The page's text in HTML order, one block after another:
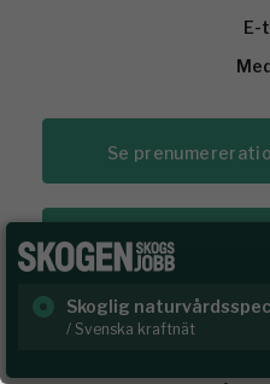
E-
Se
Köp
Redan
Prenumererar du redan på
Skoglig
/ Svenska kraftnät